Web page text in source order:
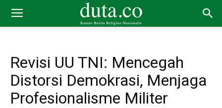
Revisi UU TNI: Mencegah
Distorsi Demokrasi, Menjaga
Profesionalisme Militer